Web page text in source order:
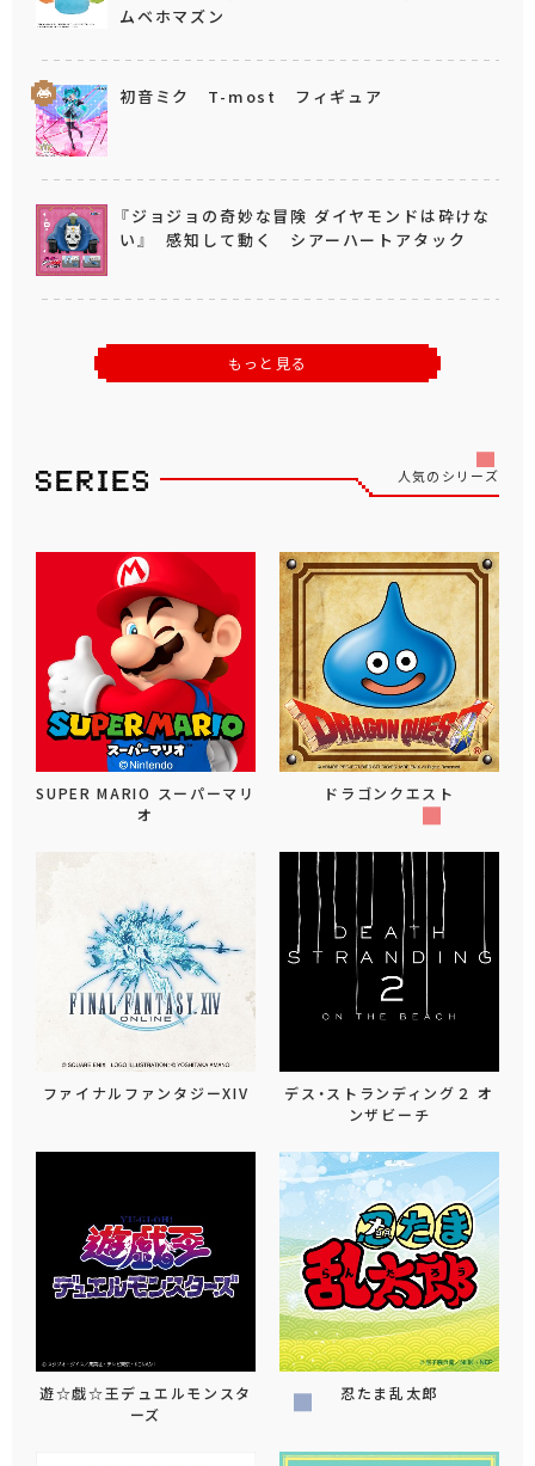
ムベホマズン
初音ミク T-most フィギュア
『ジョジョの奇妙な冒険 ダイヤモンドは砕けな
い』 感知して動く シアーハートアタック
もっと見る
人気のシリーズ
SUPER MARIO スーパーマリ
オ
ドラゴンクエスト
ファイナルファンタジーXIV
デス・ストランディング２ オ
ンザビーチ
遊☆戯☆王デュエルモンスタ
ーズ
忍たま乱太郎